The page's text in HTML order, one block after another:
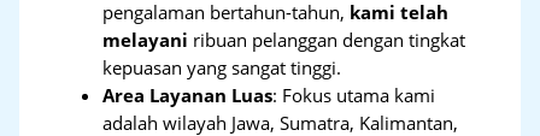
pengalaman bertahun-tahun, kami telah
melayani ribuan pelanggan dengan tingkat
kepuasan yang sangat tinggi.
Area Layanan Luas: Fokus utama kami
adalah wilayah Jawa, Sumatra, Kalimantan,